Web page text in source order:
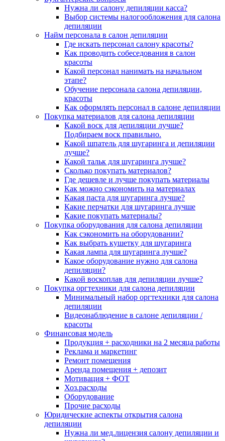
Нужна ли салону депиляции касса?
Выбор системы налогообложения для салона
депиляции
Найм персонала в салон депиляции
Где искать персонал салону красоты?
Как проводить собеседования в салон
красоты
Какой персонал нанимать на начальном
этапе?
Обучение персонала салона депиляции,
красоты
Как оформлять персонал в салоне депиляции
Покупка материалов для салона депиляции
Какой воск для депиляции лучше?
Подбираем воск правильно.
Какой шпатель для шугаринга и депиляции
лучше?
Какой тальк для шугаринга лучше?
Сколько покупать материалов?
Где дешевле и лучше покупать материалы
Как можно сэкономить на материалах
Какая паста для шугаринга лучше?
Какие перчатки для шугаринга лучше
Какие покупать материалы?
Покупка оборудования для салона депиляции
Как сэкономить на оборудовании?
Как выбрать кушетку для шугаринга
Какая лампа для шугаринга лучше?
Какое оборудование нужно для салона
депиляции?
Какой воскоплав для депиляции лучше?
Покупка оргтехники для салона депиляции
Минимальный набор оргтехники для салона
депиляции
Видеонаблюдение в салоне депиляции /
красоты
Финансовая модель
Продукция + расходники на 2 месяца работы
Реклама и маркетинг
Ремонт помещения
Аренда помещения + депозит
Мотивация + ФОТ
Хоз.расходы
Оборудование
Прочие расходы
Юридические аспекты открытия салона
депиляции
Нужна ли мед.лицензия салону депиляции и